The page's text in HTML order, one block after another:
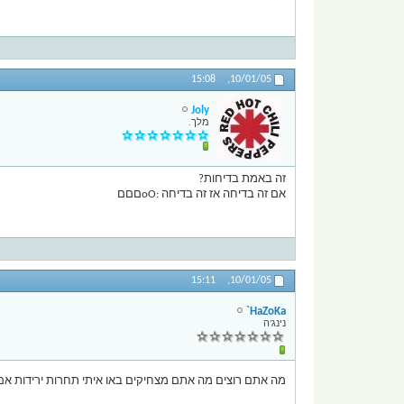
10/01/05,
15:08
Joly
מלך.
זה באמת בדיחות?
אם זה בדיחה אז זה בדיחה :oOםםם
10/01/05,
15:11
HaZoKa`
נינג'ה
מה אתם רוצים מה אתם מצחיקים באו איתי תחרות ירידות